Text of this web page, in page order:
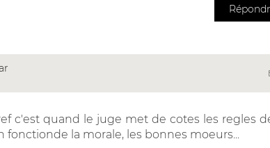
c'est quand le juge met de cotes les regles
fonctionde la morale, les bonnes moeurs...